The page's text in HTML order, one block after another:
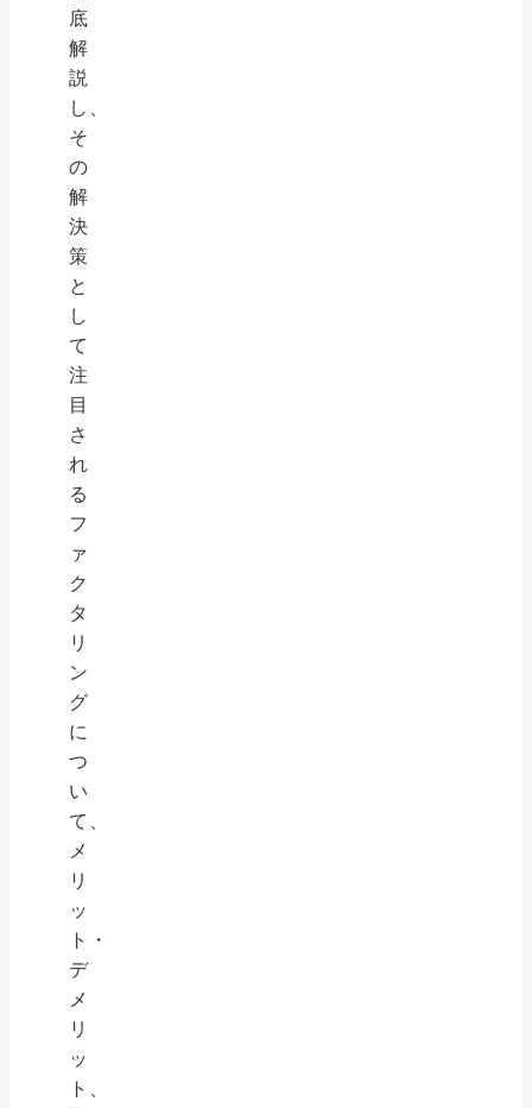
底
解
説
し、
そ
の
解
決
策
と
し
て
注
目
さ
れ
る
フ
ァ
ク
タ
リ
ン
グ
に
つ
い
て、
メ
リ
ッ
ト・
デ
メ
リ
ッ
ト、